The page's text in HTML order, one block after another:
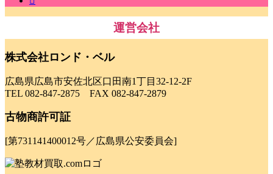
運営会社
株式会社ロンド・ベル
広島県広島市安佐北区口田南1丁目32-12-2F
TEL 082-847-2875 FAX 082-847-2879
古物商許可証
[第731141400012号／広島県公安委員会]